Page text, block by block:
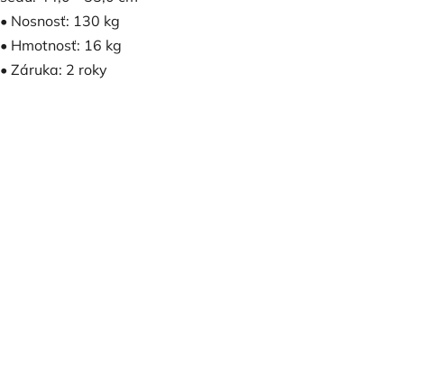
• Nosnosť: 130 kg
• Hmotnosť: 16 kg
• Záruka: 2 roky